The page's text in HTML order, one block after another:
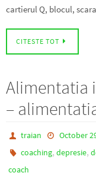
cartierul Q, blocul,
CITESTE TOT
Alimentatia
–
traian October
coaching,depresie,
coach